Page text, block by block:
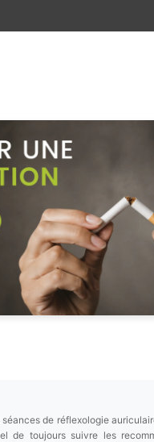
séances de réflexologie
de toujours suivre les